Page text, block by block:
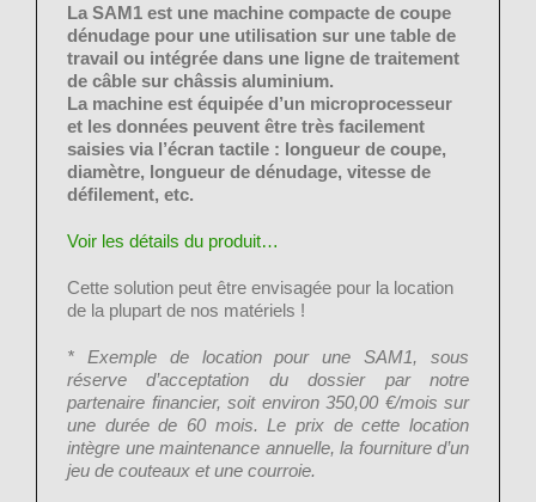
La SAM1 est une machine compacte de coupe
dénudage pour une utilisation sur une table de
travail ou intégrée dans une ligne de traitement
de câble sur châssis aluminium.
La machine est équipée d’un microprocesseur
et les données peuvent être très facilement
saisies via l’écran tactile : longueur de coupe,
diamètre, longueur de dénudage, vitesse de
défilement, etc.
Voir les détails du produit…
Cette solution peut être envisagée pour la location
de la plupart de nos matériels !
* Exemple de location pour une SAM1, sous
réserve d’acceptation du dossier par notre
partenaire financier, soit environ 350,00 €/mois sur
une durée de 60 mois. Le prix de cette location
intègre une maintenance annuelle, la fourniture d’un
jeu de couteaux et une courroie.